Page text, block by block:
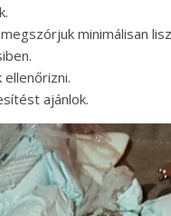
minimálisan
ajánlok.